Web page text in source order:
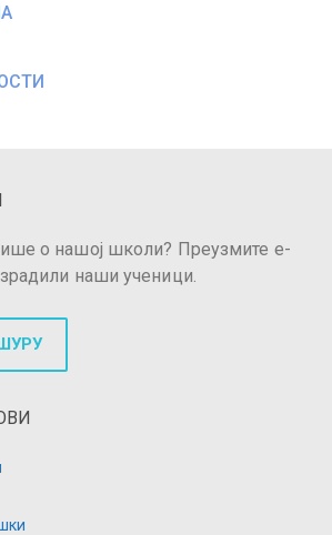
о нашој школи? Преузмите е-
наши ученици.